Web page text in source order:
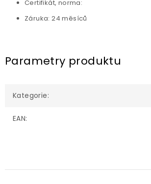
Certifikát, norma:
Záruka: 24 měsíců
Parametry produktu
Kategorie:
EAN: